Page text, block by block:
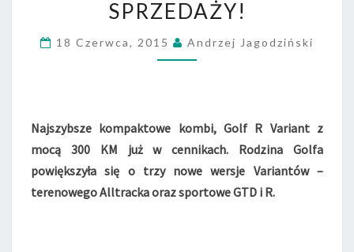
V
A
T
L
L
T
SPRZEDAŻY!
18 Czerwca, 2015 Andrzej Jagodziński
Najszybsze kompaktowe kombi, Golf R Variant z
mocą 300 KM już w cennikach. Rodzina Golfa
powiększyła się o trzy nowe wersje Variantów –
terenowego Alltracka oraz sportowe GTD i R.